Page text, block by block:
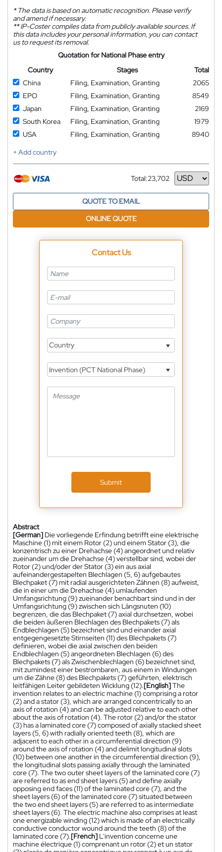
*The data is based on automatic recognition. Please verify
and amend if necessary.
**IP-Coster compiles data from publicly available sources. If
this data includes your personal information, you can contact
us to request its removal.
Quotation for National Phase entry
Country
Stages
Total
China
Filing, Examination, Granting
2065
EPO
Filing, Examination, Granting
8549
Japan
Filing, Examination, Granting
2169
South Korea
Filing, Examination, Granting
1979
USA
Filing, Examination, Granting
8940
+ Add country
Total:23,702
Currency
QUOTE TO EMAIL
ONLINE QUOTE
Contact Us
Country
Invention (PCT National Phase)
Submit
Abstract
[German] Die vorliegende Erfindung betrifft eine elektrische
Maschine (1) mit einem Rotor (2) und einem Stator (3), die
konzentrisch zu einer Drehachse (4) angeordnet und relativ
zueinander um die Drehachse (4) verstellbar sind, wobei der
Rotor (2) und/oder der Stator (3) ein aus axial
aufeinandergestapelten Blechlagen (5, 6) aufgebautes
Blechpaket (7) mit radial ausgerichteten Zähnen (8) aufweist,
die in einer um die Drehachse (4) umlaufenden
Umfangsrichtung (9) zueinander benachbart sind und in der
Umfangsrichtung (9) zwischen sich Längsnuten (10)
begrenzen, die das Blechpaket (7) axial durchsetzen, wobei
die beiden äußeren Blechlagen des Blechpakets (7) als
Endblechlagen (5) bezeichnet sind und einander axial
entgegengesetzte Stirnseiten (11) des Blechpakets (7)
definieren, wobei die axial zwischen den beiden
Endblechlagen (5) angeordneten Blechlagen (6) des
Blechpakets (7) als Zwischenblechlagen (6) bezeichnet sind,
mit zumindest einer bestrombaren, aus einem in Windungen
um die Zähne (8) des Blechpakets (7) geführten, elektrisch
leitfähigen Leiter gebildeten Wicklung (12).[English]The
invention relates to an electric machine (1) comprising a rotor
(2) and a stator (3), which are arranged concentrically to an
axis of rotation (4) and can be adjusted relative to each other
about the axis of rotation (4). The rotor (2) and/or the stator
(3) has a laminated core (7) composed of axially stacked sheet
layers (5, 6) with radially oriented teeth (8), which are
adjacent to each other in a circumferential direction (9)
around the axis of rotation (4) and delimit longitudinal slots
(10) between one another in the circumferential direction (9),
the longitudinal slots passing axially through the laminated
core (7). The two outer sheet layers of the laminated core (7)
are referred to as end sheet layers (5) and define axially
opposing end faces (11) of the laminated core (7), and the
sheet layers (6) of the laminated core (7) situated between
the two end sheet layers (5) are referred to as intermediate
sheet layers (6). The electric machine also comprises at least
one energizable winding (12) which is made of an electrically
conductive conductor wound around the teeth (8) of the
laminated core (7).[French] L'invention concerne une
machine électrique (1) comprenant un rotor (2) et un stator